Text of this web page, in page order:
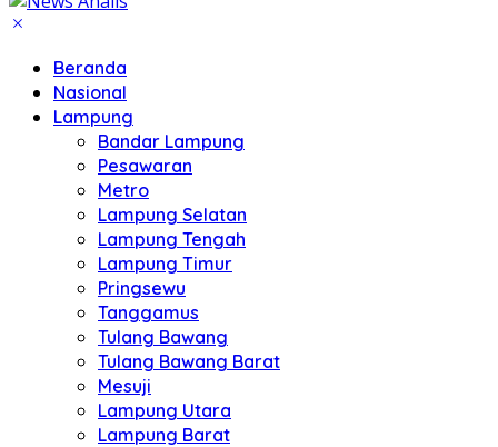
Beranda
Nasional
Lampung
Bandar Lampung
Pesawaran
Metro
Lampung Selatan
Lampung Tengah
Lampung Timur
Pringsewu
Tanggamus
Tulang Bawang
Tulang Bawang Barat
Mesuji
Lampung Utara
Lampung Barat